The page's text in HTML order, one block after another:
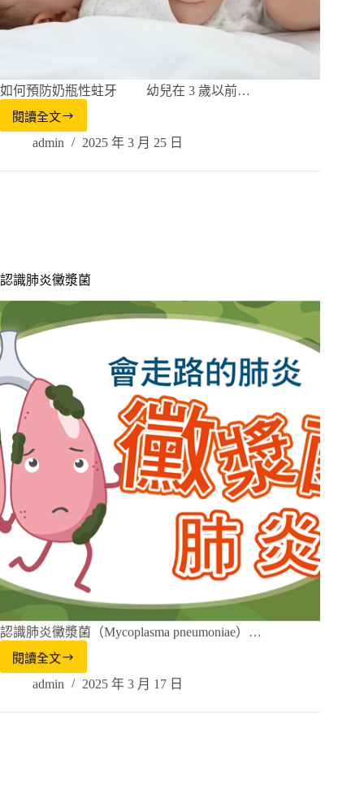
如何預防奶瓶性蛀牙 幼兒在 3 歲以前…
閱讀全文
admin 2025 年 3 月 25 日
認識肺炎黴漿菌
認識肺炎黴漿菌（Mycoplasma pneumoniae）…
閱讀全文
admin 2025 年 3 月 17 日